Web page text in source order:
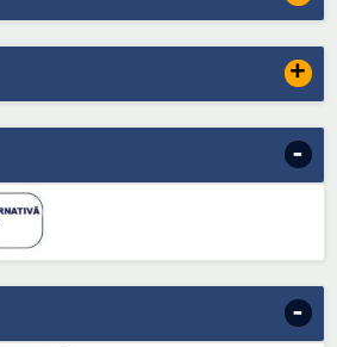
+
-
-